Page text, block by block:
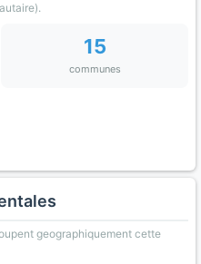
15
communes
geographiquement cette